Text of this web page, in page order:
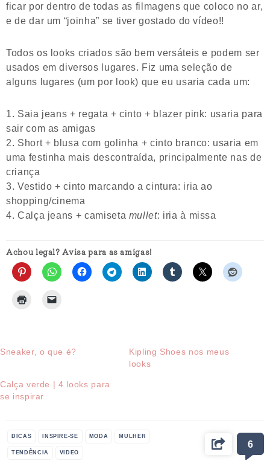
ficar por dentro de todas as filmagens que coloco no ar,
e de dar um “joinha” se tiver gostado do vídeo!!
Todos os looks criados são bem versáteis e podem ser
usados em diversos lugares. Fiz uma seleção de
alguns lugares (um por look) que eu usaria cada um:
Saia jeans + regata + cinto + blazer pink: usaria para
sair com as amigas
Short + blusa com golinha + cinto branco: usaria em
uma festinha mais descontraída, principalmente nas de
criança
Vestido + cinto marcando a cintura: iria ao
shopping/cinema
Calça jeans + camiseta mullet: iria à missa
Achou legal? Avisa para as amigas!
Sneaker, o que é?
Kipling Shoes nos meus
looks
Calça verde | 4 looks para
se inspirar
DICAS INSPIRE-SE MODA MULHER
TENDÊNCIA VIDEO
6